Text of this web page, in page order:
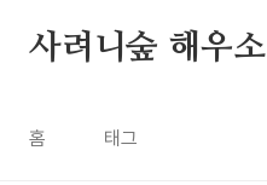
사려니숲 해우소
홈 태그